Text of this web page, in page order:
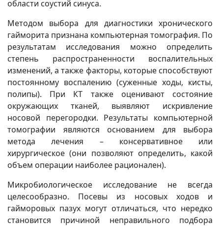
области соустий синуса.
Методом выбора для диагностики хронического
гайморита признана компьютерная томография. По
результатам исследования можно определить
степень распространенности воспалительных
изменений, а также факторы, которые способствуют
постоянному воспалению (суженные ходы, кисты,
полипы). При КТ также оценивают состояние
окружающих тканей, выявляют искривление
носовой перегородки. Результаты компьютерной
томографии являются основанием для выбора
метода лечения – консервативное или
хирургическое (они позволяют определить, какой
объем операции наиболее рационален).
Микробиологическое исследование не всегда
целесообразно. Посевы из носовых ходов и
гайморовых пазух могут отличаться, что нередко
становится причиной неправильного подбора